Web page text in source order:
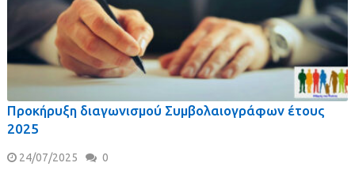
Προκήρυξη διαγωνισμού Συμβολαιογράφων έτους
2025
24/07/2025 0